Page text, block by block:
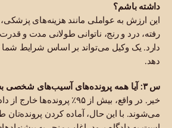
داشته باشم؟
این ارزش به عواملی مانند هزینه‌های
رفته، درد و رنج، ناتوانی طولانی مدت و
دارد. یک وکیل می‌تواند بر اساس شرایط شما
دهد.
س ۳: آیا همه پرونده‌های آسیب‌های شخصی به دادگاه می‌روند؟
خیر. در واقع، بیش از ۹۵٪
می‌شوند. با این حال، آماده کردن پرونده‌تان